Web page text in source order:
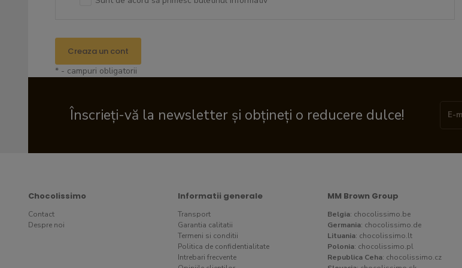
Creaza un cont
* - campuri obligatorii
Înscrieți-vă la newsletter și obțineți o reducere dulce!
Chocolissimo
Contact
Despre noi
Informatii generale
Transport
Garantia calitatii
Termeni si conditii
Politica de confidentialitate
Intrebari frecvente
MM Brown Group
Belgia: chocolissimo.be
Germania: chocolissimo.de
Lituania: chocolissimo.lt
Polonia: chocolissimo.pl
Republica Ceha: chocolissimo.cz